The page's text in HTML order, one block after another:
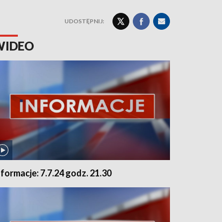
UDOSTĘPNIJ:
7.7.24 godz. 21.30